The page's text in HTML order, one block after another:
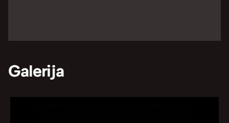
Galerija